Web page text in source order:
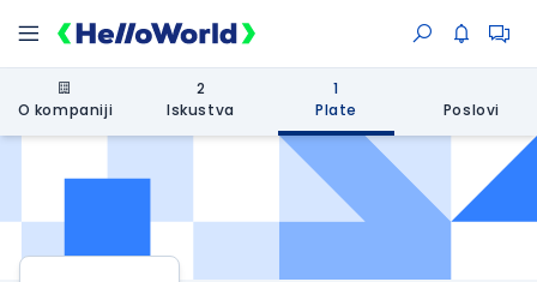
O kompaniji
2
Iskustva
1
Plate
Poslovi